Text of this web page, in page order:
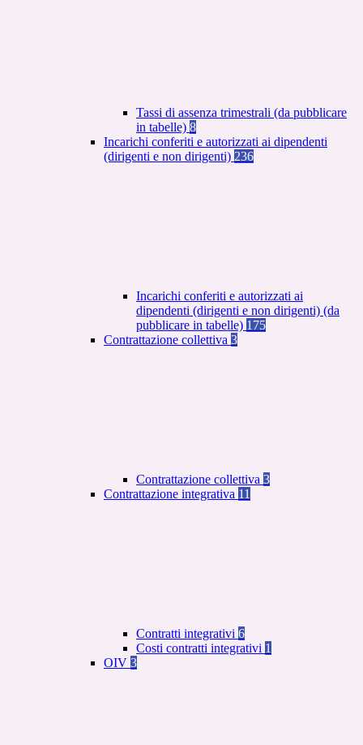
Tassi di assenza trimestrali (da pubblicare
in tabelle) 8
Incarichi conferiti e autorizzati ai dipendenti
(dirigenti e non dirigenti) 236
Incarichi conferiti e autorizzati ai
dipendenti (dirigenti e non dirigenti) (da
pubblicare in tabelle) 175
Contrattazione collettiva 3
Contrattazione collettiva 3
Contrattazione integrativa 11
Contratti integrativi 6
Costi contratti integrativi 1
OIV 3